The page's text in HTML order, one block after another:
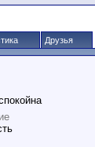
Друзья